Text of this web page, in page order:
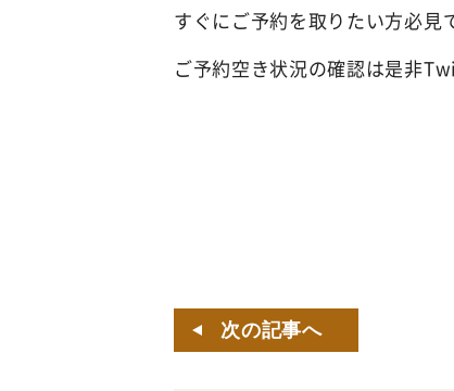
すぐにご予約を取りたい方必見
ご予約空き状況の確認は是非
次の記事へ